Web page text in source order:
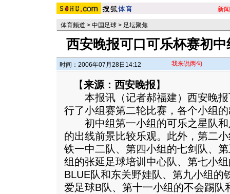
新闻
体育频道 > 中国足球 > 足坛聚焦
西安晚报可口可乐杯赛初
时间：2006年07月28日14:12 我来说两句
【来源：西安晚报】
本报讯（记者郝福建）西安晚报
行了小组赛第二轮比赛，各个小组
初中组第一小组的可乐之星队和
的出线前景比较乐观。此外，第二
铁一中二队、第四小组的七剑队、
组的张延足球培训中心队、第七小
BLUE队和东关野娃队、第九小组的
爱足球B队、第十一小组的不会踢队